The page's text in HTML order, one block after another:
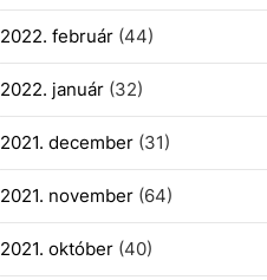
2022. február(44)
2022. január(32)
2021. december(31)
2021. november(64)
2021. október(40)